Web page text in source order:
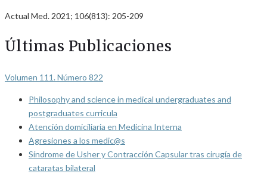
Actual Med. 2021; 106(813): 205-209
Últimas Publicaciones
Volumen 111. Número 822
Philosophy and science in medical undergraduates and
postgraduates curricula
Atención domiciliaria en Medicina Interna
Agresiones a los medic@s
Síndrome de Usher y Contracción Capsular tras cirugía de
cataratas bilateral